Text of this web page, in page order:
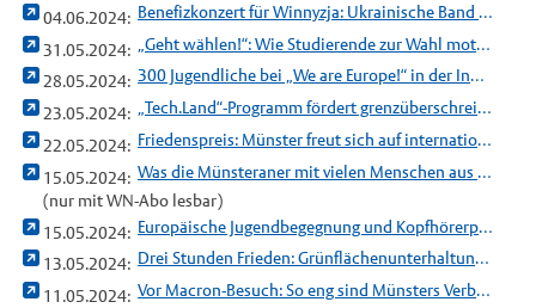
04.06.2024:
Benefizkonzert für Winnyzja: Ukrainische Band TIK spielt in Hiltrup
31.05.2024:
„Geht wählen!“: Wie Studierende zur Wahl motivieren
28.05.2024:
300 Jugendliche bei „We are Europe!“ in der Innenstadt
23.05.2024:
„Tech.Land“-Programm fördert grenzüberschreitende Zusammenarbeit bei Zukunftstechnologien
22.05.2024:
Friedenspreis: Münster freut sich auf internationale Gäste
15.05.2024:
Was die Münsteraner mit vielen Menschen aus Polen gemeinsam haben
(nur mit WN-Abo lesbar)
15.05.2024:
Europäische Jugendbegegnung und Kopfhörerparty
13.05.2024:
Drei Stunden Frieden: Grünflächenunterhaltung lädt auf die Promenade ein
11.05.2024:
Vor Macron-Besuch: So eng sind Münsters Verbindungen zu Frankreich